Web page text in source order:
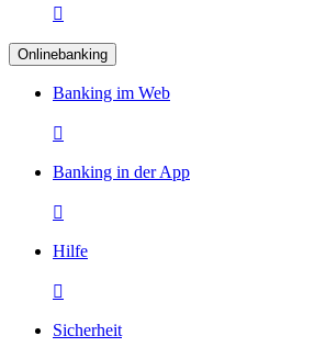

Onlinebanking
Banking im Web

Banking in der App

Hilfe

Sicherheit